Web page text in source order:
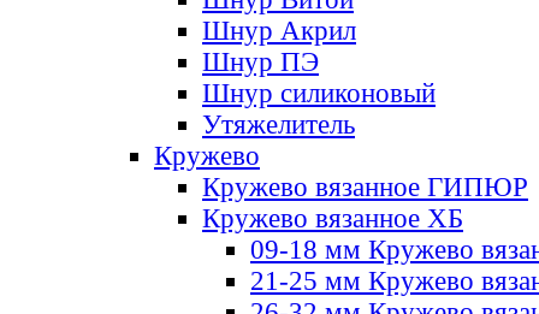
Шнур Акрил
Шнур ПЭ
Шнур силиконовый
Утяжелитель
Кружево
Кружево вязанное ГИПЮР
Кружево вязанное ХБ
09-18 мм Кружево
21-25 мм Кружево